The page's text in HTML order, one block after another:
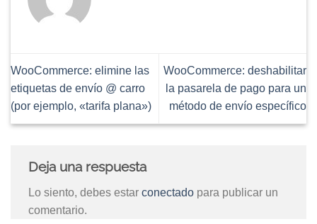
WooCommerce: elimine las
etiquetas de envío @ carro
(por ejemplo, «tarifa plana»)
WooCommerce: deshabilitar
la pasarela de pago para un
método de envío específico
Deja una respuesta
Lo siento, debes estar conectado para publicar un
comentario.